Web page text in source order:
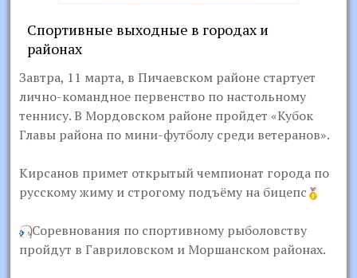
Спортивные выходные в городах и
районах
Завтра, 11 марта, в Пичаевском районе стартует
лично-командное первенство по настольному
теннису. В Мордовском районе пройдет «Кубок
Главы района по мини-футболу среди ветеранов».
Кирсанов примет открытый чемпионат города по
русскому жиму и строгому подъёму на бицепс
Соревнования по спортивному рыболовству
пройдут в Гавриловском и Моршанском районах.